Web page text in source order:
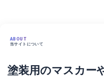
ABOUT
当サイトについて
塗装用のマスカー